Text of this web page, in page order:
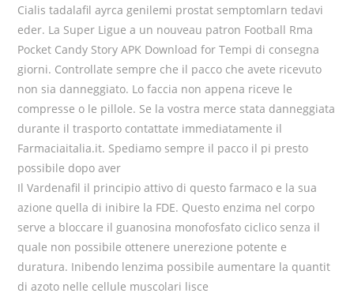
Cialis tadalafil ayrca genilemi prostat semptomlarn tedavi
eder. La Super Ligue a un nouveau patron Football Rma
Pocket Candy Story APK Download for Tempi di consegna
giorni. Controllate sempre che il pacco che avete ricevuto
non sia danneggiato. Lo faccia non appena riceve le
compresse o le pillole. Se la vostra merce stata danneggiata
durante il trasporto contattate immediatamente il
Farmaciaitalia.it. Spediamo sempre il pacco il pi presto
possibile dopo aver
Il Vardenafil il principio attivo di questo farmaco e la sua
azione quella di inibire la FDE. Questo enzima nel corpo
serve a bloccare il guanosina monofosfato ciclico senza il
quale non possibile ottenere unerezione potente e
duratura. Inibendo lenzima possibile aumentare la quantit
di azoto nelle cellule muscolari lisce